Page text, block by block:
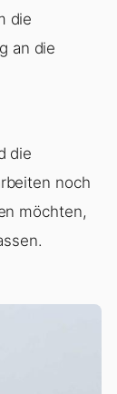
die
an die
die
noch
möchten,